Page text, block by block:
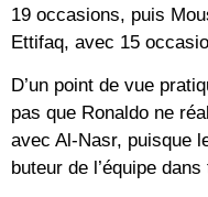
19 occasions, puis
Ettifaq, avec 15
D’un point de vue
pas que Ronaldo ne
avec Al-Nasr, puisque
buteur de l’équipe